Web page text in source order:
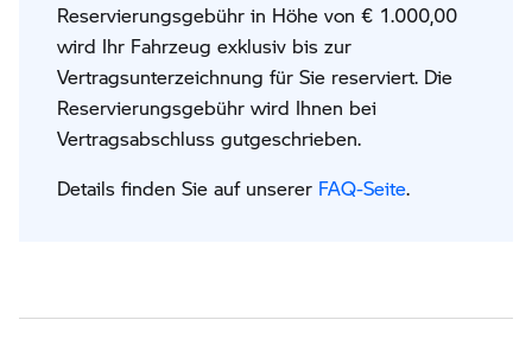
Reservierungsgebühr in Höhe von € 1.000,00
wird Ihr Fahrzeug exklusiv bis zur
Vertragsunterzeichnung für Sie reserviert. Die
Reservierungsgebühr wird Ihnen bei
Vertragsabschluss gutgeschrieben.
Details finden Sie auf unserer FAQ-Seite.